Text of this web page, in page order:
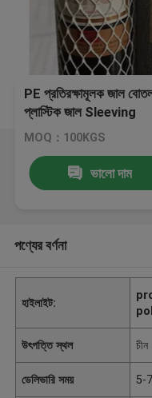
PE প্রতিরক্ষামূলক জাল
প্লাস্টিক জাল Sleeving
MOQ：100KGS
ভালো দাম
পণ্যের বর্ণনা
হাইলাইট:
উৎপত্তি স্থল চীন
ডেলিভারি সময় 5-